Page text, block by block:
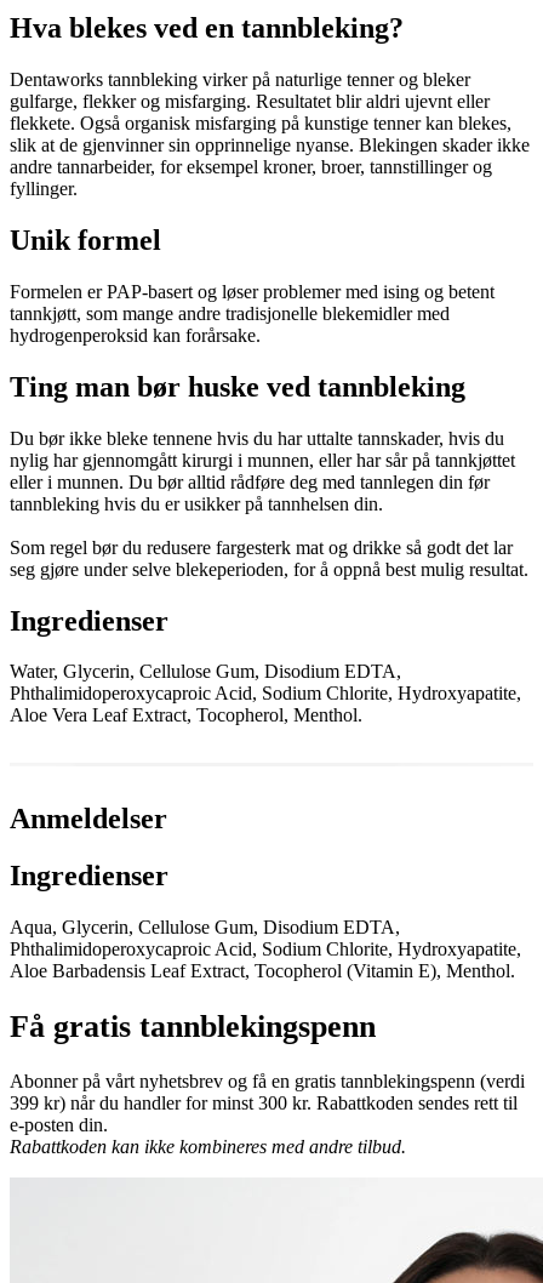
Hva blekes ved en tannbleking?
Dentaworks tannbleking virker på naturlige tenner og bleker
gulfarge, flekker og misfarging. Resultatet blir aldri ujevnt eller
flekkete. Også organisk misfarging på kunstige tenner kan blekes,
slik at de gjenvinner sin opprinnelige nyanse. Blekingen skader ikke
andre tannarbeider, for eksempel kroner, broer, tannstillinger og
fyllinger.
Unik formel
Formelen er PAP-basert og løser problemer med ising og betent
tannkjøtt, som mange andre tradisjonelle blekemidler med
hydrogenperoksid kan forårsake.
Ting man bør huske ved tannbleking
Du bør ikke bleke tennene hvis du har uttalte tannskader, hvis du
nylig har gjennomgått kirurgi i munnen, eller har sår på tannkjøttet
eller i munnen. Du bør alltid rådføre deg med tannlegen din før
tannbleking hvis du er usikker på tannhelsen din.
Som regel bør du redusere fargesterk mat og drikke så godt det lar
seg gjøre under selve blekeperioden, for å oppnå best mulig resultat.
Ingredienser
Water, Glycerin, Cellulose Gum, Disodium EDTA,
Phthalimidoperoxycaproic Acid, Sodium Chlorite, Hydroxyapatite,
Aloe Vera Leaf Extract, Tocopherol, Menthol.
Anmeldelser
Ingredienser
Aqua, Glycerin, Cellulose Gum, Disodium EDTA,
Phthalimidoperoxycaproic Acid, Sodium Chlorite, Hydroxyapatite,
Aloe Barbadensis Leaf Extract, Tocopherol (Vitamin E), Menthol.
Få gratis tannblekingspenn
Abonner på vårt nyhetsbrev og få en gratis tannblekingspenn (verdi
399 kr) når du handler for minst 300 kr. Rabattkoden sendes rett til
e-posten din.
Rabattkoden kan ikke kombineres med andre tilbud.